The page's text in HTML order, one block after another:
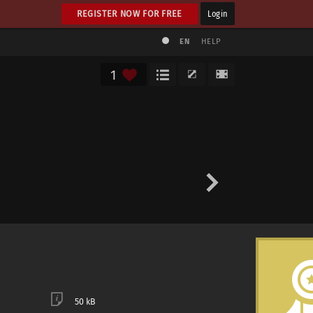
REGISTER NOW FOR FREE Login
EN HELP
1
50 kB